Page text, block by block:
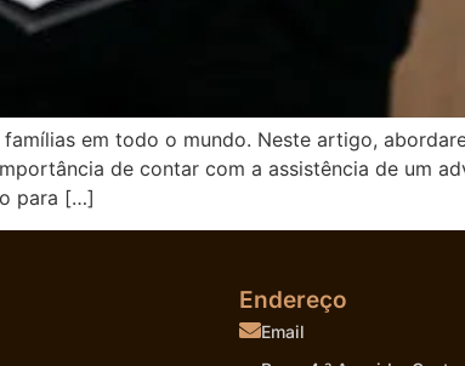
em todo o mundo. Neste artigo,
de contar com a assistência de um
para […]
Endereço
Email